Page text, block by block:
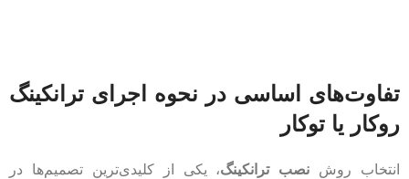
تفاوت‌های اساسی در نحوه اجرای ترانکینگ
روکار یا توکار
انتخاب روش نصب ترانکینگ، یکی از کلیدی‌ترین تصمیم‌ها در